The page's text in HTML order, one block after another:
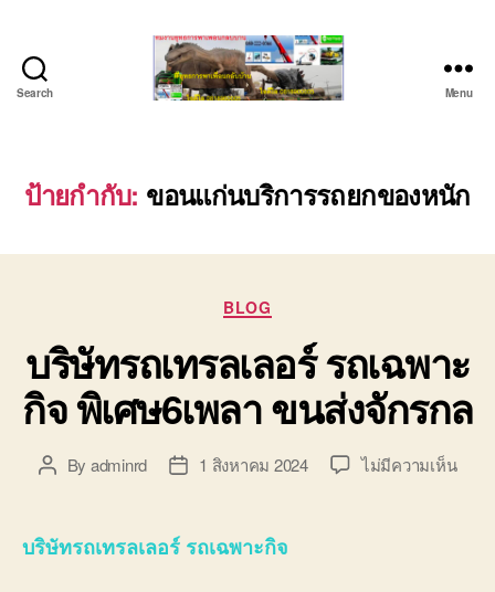
Search
ยก
ของ
ติดต่อ
0640711613,
Menu
ป้ายกำกับ: ขอนแก่นบริการรถยกของหนัก
Categories
BLOG
บริษัทรถเทรลเลอร์ รถเฉพาะ
กิจ พิเศษ6เพลา ขนส่งจักรกล
PostBy adminrd
Post1 สิงหาคม 2024 ไม่มีความเห็นบน
บริษัทรถเทรลเลอร์ รถเฉพาะกิจ